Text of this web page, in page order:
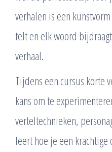
verhalen is een
telt en elk woord
verhaal.
Tijdens een cursus korte
kans om te
verteltechnieken,
leert hoe je een